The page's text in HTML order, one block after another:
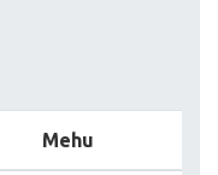
Mehu